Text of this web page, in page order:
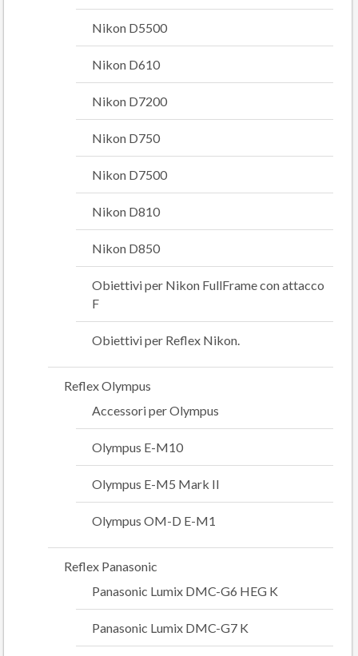
Nikon D5500
Nikon D610
Nikon D7200
Nikon D750
Nikon D7500
Nikon D810
Nikon D850
Obiettivi per Nikon FullFrame con attacco
F
Obiettivi per Reflex Nikon.
Reflex Olympus
Accessori per Olympus
Olympus E-M10
Olympus E-M5 Mark II
Olympus OM-D E-M1
Reflex Panasonic
Panasonic Lumix DMC-G6 HEG K
Panasonic Lumix DMC-G7 K